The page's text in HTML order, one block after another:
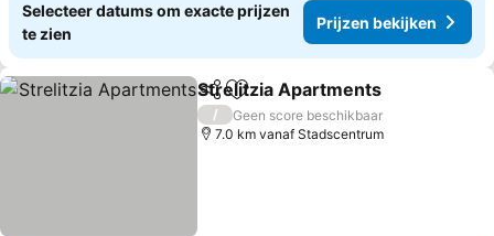
Selecteer datums om exacte prijzen
te zien
Prijzen bekijken
DelenToevoegen aan favorieten
Strelitzia Apartments
/
Geen score beschikbaar
7.0 km vanaf Stadscentrum